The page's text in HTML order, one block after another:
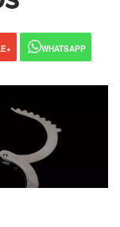
WHATSAPP